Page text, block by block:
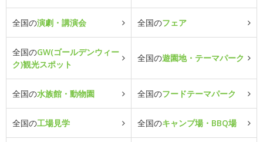
全国の演劇・講演会 全国のフェア
全国のGW(ゴールデンウィー
ク)観光スポット
全国の遊園地・テーマパーク
全国の水族館・動物園 全国のフードテーマパーク
全国の工場見学 全国のキャンプ場・BBQ場